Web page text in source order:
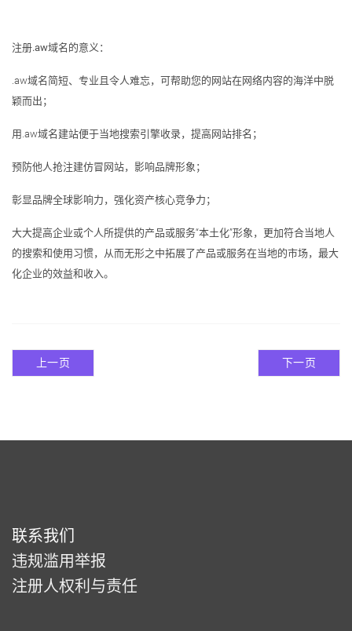
注册.aw域名的意义：
.aw域名简短、专业且令人难忘，可帮助您的网站在网络内容的海洋中脱
颖而出；
用.aw域名建站便于当地搜索引擎收录，提高网站排名；
预防他人抢注建仿冒网站，影响品牌形象；
彰显品牌全球影响力，强化资产核心竞争力；
大大提高企业或个人所提供的产品或服务“本土化”形象，更加符合当地人
的搜索和使用习惯，从而无形之中拓展了产品或服务在当地的市场，最大
化企业的效益和收入。
上一页 下一页
联系我们
违规滥用举报
注册人权利与责任